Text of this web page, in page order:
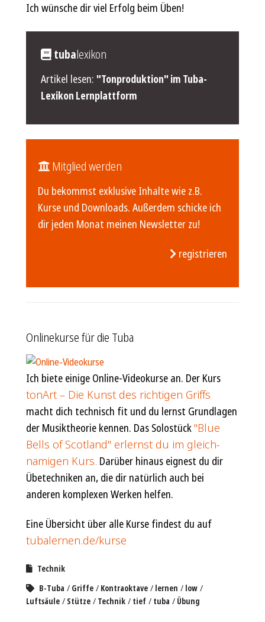
Ich wünsche dir viel Erfolg beim Üben!
tubalexikon
Artikel lesen:"Tonproduktion" im Tuba-
Lexikon Lernplattform
Mitglied werden
Du bekommst exklusive Inhalte wie z.B.
Kurse und Downloads. Außerdem schicke ich
dir jeden Monat meinen Newsletter zu!
registrieren
Onlinekurse für die Tuba
Ich biete einige Online-Video­kurse an. Der Kurs
tonArt – Die Kunst des rich­tigen Griffs
macht dich technisch fit und du lernst Grund­lagen
der Musik­theorie kennen. Das Solostück"Blue
Bells of Scotland" erlernst du im gleich­
namigen Kurs. Darüber hinaus eignest du dir
Übe­techniken an, die dir natürlich auch bei
anderen kom­plexen Werken helfen.
Eine Übersicht über alle Kurse findest du auf
tubalernen.de/kurse
Technik
B-Tuba
Griffe Kontraoktave lernen
low
Luftsäule
Stütze Technik tief tuba Übung